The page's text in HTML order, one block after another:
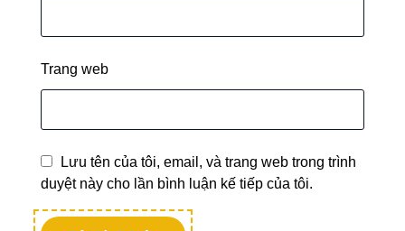
Trang web
Lưu tên của tôi, email, và trang web trong trình
duyệt này cho lần bình luận kế tiếp của tôi.